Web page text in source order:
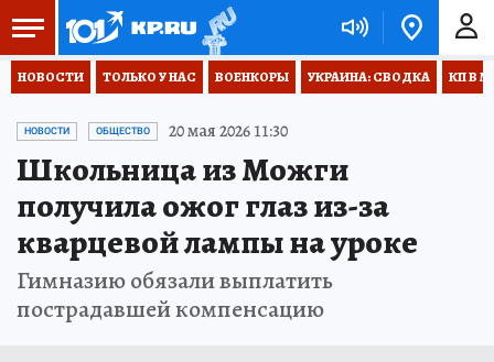
НОВОСТИ ТОЛЬКО У НАС ВОЕНКОРЫ УКРАИНА: СВОДКА КП В
НОВОСТИ ОБЩЕСТВО 20 мая 2026 11:30
Школьница из Можги
получила ожог глаз из-за
кварцевой лампы на уроке
Гимназию обязали выплатить
пострадавшей компенсацию